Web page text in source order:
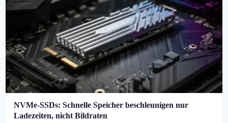
NVMe-SSDs: Schnelle Speicher beschleunigen nur
Ladezeiten, nicht Bildraten